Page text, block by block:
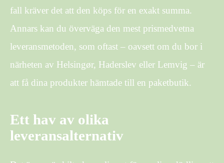
fall kräver det att den köps för en exakt summa.
Annars kan du överväga den mest prismedvetna
leveransmetoden, som oftast – oavsett om du bor i
närheten av Helsingør, Haderslev eller Lemvig – är
att få dina produkter hämtade till en paketbutik.
Ett hav av olika
leveransalternativ